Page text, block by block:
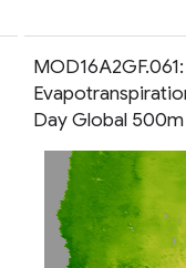
Day Global 500m